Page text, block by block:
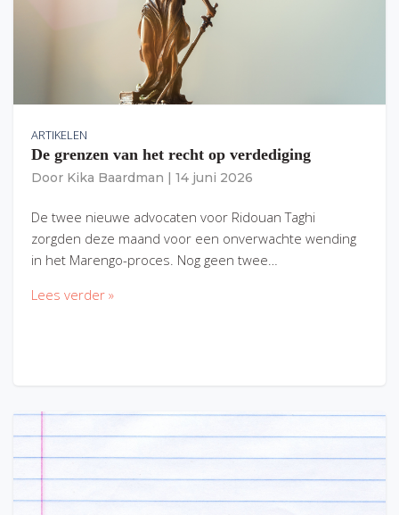
ARTIKELEN
De grenzen van het recht op verdediging
Door Kika Baardman 14 juni 2026
De twee nieuwe advocaten voor Ridouan Taghi
zorgden deze maand voor een onverwachte wending
in het Marengo-proces. Nog geen twee…
Lees verder »